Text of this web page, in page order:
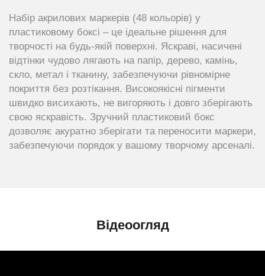
Набір акрилових маркерів (48 кольорів) у
пластиковому боксі – це ідеальне рішення для
творчості на будь-якій поверхні. Яскраві, насичені
відтінки чудово лягають на папір, дерево, камінь,
скло, метал і тканину, забезпечуючи рівномірне
покриття без розтікання. Високоякісні пігменти
швидко висихають, не вигоряють і довго зберігають
свою яскравість. Зручний пластиковий бокс
дозволяє акуратно зберігати та переносити маркери,
забезпечуючи порядок у вашому творчому арсеналі.
Відеоогляд